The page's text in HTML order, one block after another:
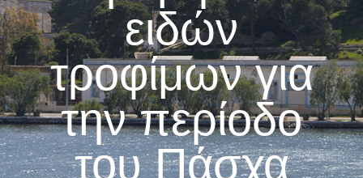
ειδών
τροφίμων για
την περίοδο
του Πάσχα